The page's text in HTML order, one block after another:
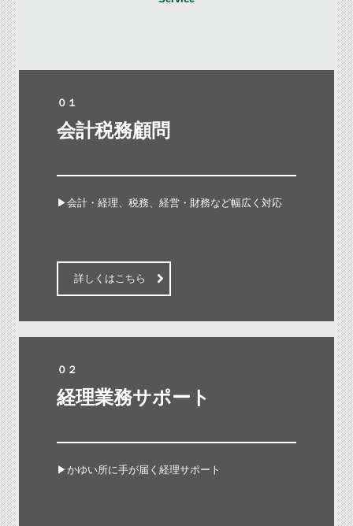
０１
会計税務顧問
▶会計・経理、税務、経営・財務など幅広く対応
詳しくはこちら
０２
経理業務サポート
▶かゆい所に手が届く経理サポート